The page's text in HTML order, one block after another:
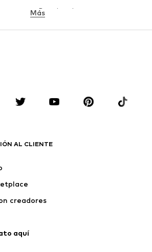
Ropa interior
Jeans
Jerséis y cárdigans
Más
AL CLIENTE
creadores
aquí